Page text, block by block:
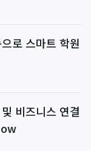
로 스마트 학원
비즈니스 연결